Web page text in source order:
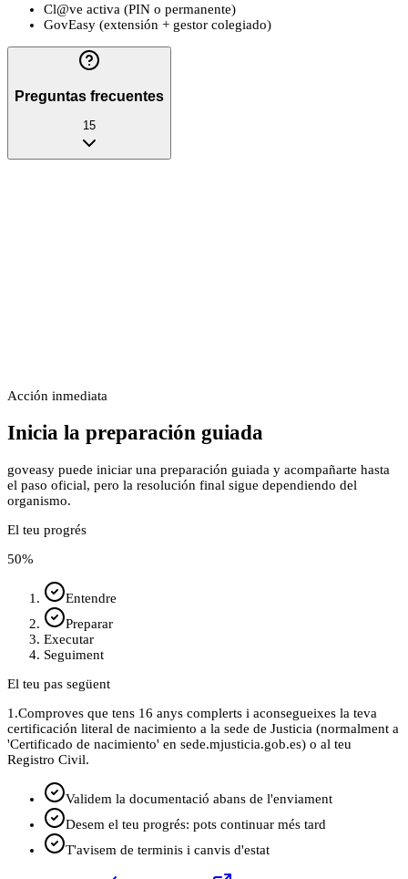
Cl@ve activa (PIN o permanente)
GovEasy (extensión + gestor colegiado)
Preguntas frecuentes
15
Acción inmediata
Inicia la preparación guiada
goveasy puede iniciar una preparación guiada y acompañarte hasta
el paso oficial, pero la resolución final sigue dependiendo del
organismo.
El teu progrés
50%
Entendre
Preparar
Executar
Seguiment
El teu pas següent
1.Comproves que tens 16 anys complerts i aconsegueixes la teva
certificación literal de nacimiento a la sede de Justicia (normalment a
'Certificado de nacimiento' en sede.mjusticia.gob.es) o al teu
Registro Civil.
Validem la documentació abans de l'enviament
Desem el teu progrés: pots continuar més tard
T'avisem de terminis i canvis d'estat